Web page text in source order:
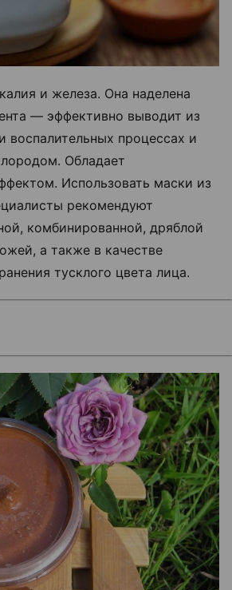
и железа. Она наделена
— эффективно выводит из
воспалительных процессах и
Обладает
Использовать маски из
рекомендуют
комбинированной, дряблой
а также в качестве
тусклого цвета лица.